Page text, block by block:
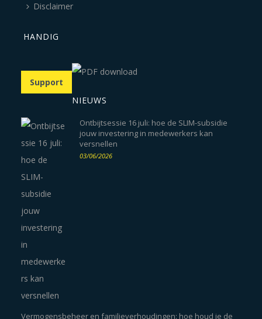
Disclaimer
HANDIG
Support
NIEUWS
Ontbijtsessie 16 juli: hoe de SLIM-subsidie
jouw investering in medewerkers kan
versnellen
03/06/2026
Vermogensbeheer en familieverhoudingen: hoe houd je de